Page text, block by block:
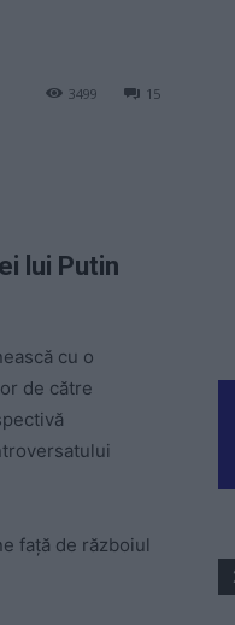
15
3499
lui Putin
cu o
de către
față de războiul